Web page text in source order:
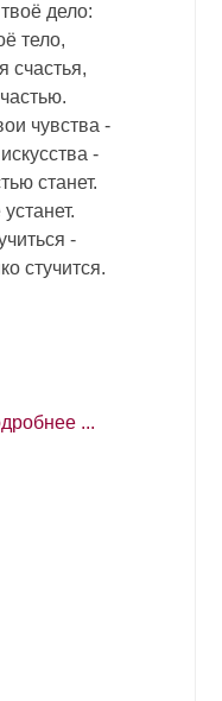
дело:
тело,
счастья,
чувства -
-
станет.
-
стучится.
...